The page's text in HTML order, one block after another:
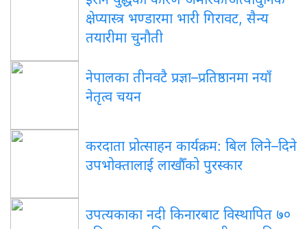
क्षेप्यास्त्र भण्डारमा भारी गिरावट, सैन्य
तयारीमा चुनौती
नेपालका तीनवटै प्रज्ञा–प्रतिष्ठानमा नयाँ
नेतृत्व चयन
करदाता प्रोत्साहन कार्यक्रम: बिल लिने–दिने
उपभोक्तालाई लाखौँको पुरस्कार
उपत्यकाका नदी किनारबाट विस्थापित ७०